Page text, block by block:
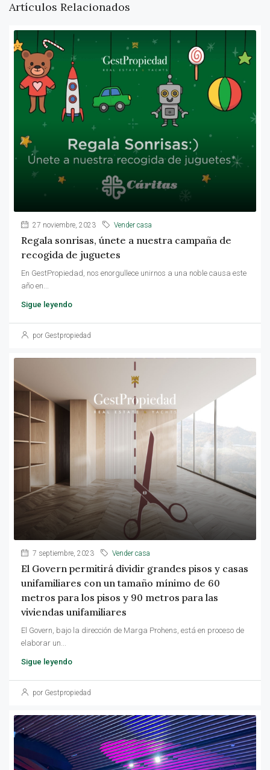
Artículos Relacionados
27 noviembre, 2023 Vender casa
Regala sonrisas, únete a nuestra campaña de
recogida de juguetes
En GestPropiedad, nos enorgullece unirnos a una noble causa este
año en...
Sigue leyendo
por Gestpropiedad
7 septiembre, 2023 Vender casa
El Govern permitirá dividir grandes pisos y casas
unifamiliares con un tamaño mínimo de 60
metros para los pisos y 90 metros para las
viviendas unifamiliares
El Govern, bajo la dirección de Marga Prohens, está en proceso de
elaborar un...
Sigue leyendo
por Gestpropiedad